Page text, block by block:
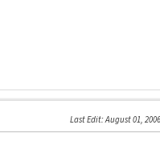
Last Edit: August 01,